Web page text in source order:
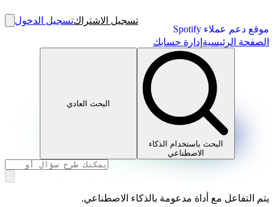
موقع دعم عملاء Spotify
تسجيل الاشتراكتسجيل الدخول
الصفحة الرئيسية إدارة حسابك
البحث باستخدام الذكاء
الاصطناعي
البحث العادي
يتم التفاعل مع أداة مدعومة بالذكاء الاصطناعي.